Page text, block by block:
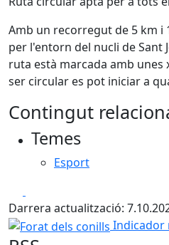
Amb un recorregut de 5 km i
per l'entorn del nucli de Sant
ruta està marcada amb unes
ser circular es pot iniciar a
Contingut
Temes
Esport
Darrera actualització:
Forat dels conills
Indicador